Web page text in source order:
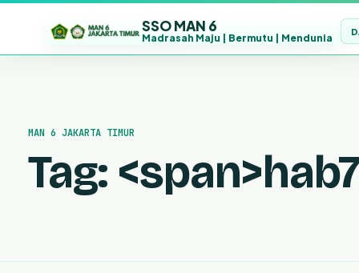
SSO MAN 6
Madrasah Maju | Bermutu | Mendunia
MAN 6 JAKARTA TIMUR
Tag: